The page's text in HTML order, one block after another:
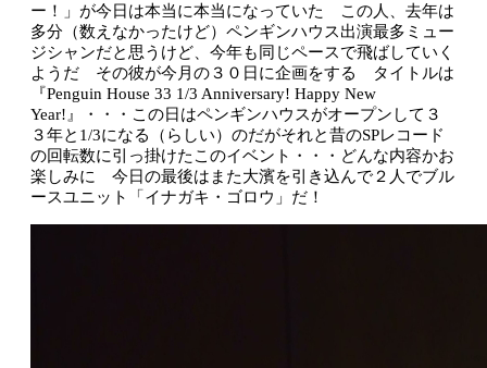
ー！」が今日は本当に本当になっていた この人、去年は
多分（数えなかったけど）ペンギンハウス出演最多ミュー
ジシャンだと思うけど、今年も同じペースで飛ばしていく
ようだ その彼が今月の３０日に企画をする タイトルは
『Penguin House 33 1/3 Anniversary! Happy New
Year!』・・・この日はペンギンハウスがオープンして３
３年と1/3になる（らしい）のだがそれと昔のSPレコード
の回転数に引っ掛けたこのイベント・・・どんな内容かお
楽しみに 今日の最後はまた大濱を引き込んで２人でブル
ースユニット「イナガキ・ゴロウ」だ！